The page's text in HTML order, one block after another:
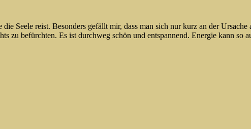
Seele reist. Besonders gefällt mir, dass man sich nur kurz an der
zu befürchten. Es ist durchweg schön und entspannend. Energie kann